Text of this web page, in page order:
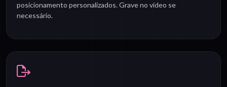
posicionamento personalizados. Grave no vídeo se
necessário.